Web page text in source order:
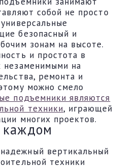
собой не просто
безопасный и
зонам на высоте.
и простота в
незаменимыми на
ремонта и
можно смело
подъемники являются
техники, играющей
многих проектов.
каждом